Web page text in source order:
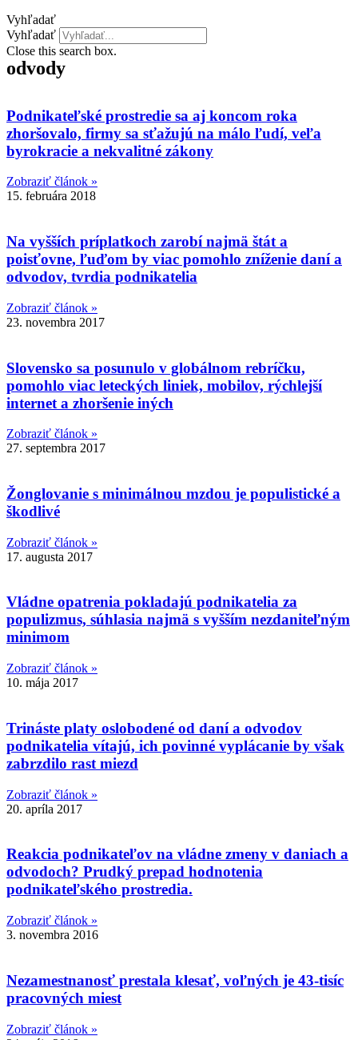
Vyhľadať
Vyhľadať
Close this search box.
odvody
Podnikateľské prostredie sa aj koncom roka
zhoršovalo, firmy sa sťažujú na málo ľudí, veľa
byrokracie a nekvalitné zákony
Zobraziť článok »
15. februára 2018
Na vyšších príplatkoch zarobí najmä štát a
poisťovne, ľuďom by viac pomohlo zníženie daní a
odvodov, tvrdia podnikatelia
Zobraziť článok »
23. novembra 2017
Slovensko sa posunulo v globálnom rebríčku,
pomohlo viac leteckých liniek, mobilov, rýchlejší
internet a zhoršenie iných
Zobraziť článok »
27. septembra 2017
Žonglovanie s minimálnou mzdou je populistické a
škodlivé
Zobraziť článok »
17. augusta 2017
Vládne opatrenia pokladajú podnikatelia za
populizmus, súhlasia najmä s vyšším nezdaniteľným
minimom
Zobraziť článok »
10. mája 2017
Trináste platy oslobodené od daní a odvodov
podnikatelia vítajú, ich povinné vyplácanie by však
zabrzdilo rast miezd
Zobraziť článok »
20. apríla 2017
Reakcia podnikateľov na vládne zmeny v daniach a
odvodoch? Prudký prepad hodnotenia
podnikateľského prostredia.
Zobraziť článok »
3. novembra 2016
Nezamestnanosť prestala klesať, voľných je 43-tisíc
pracovných miest
Zobraziť článok »